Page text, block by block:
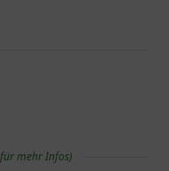
mehr Infos)